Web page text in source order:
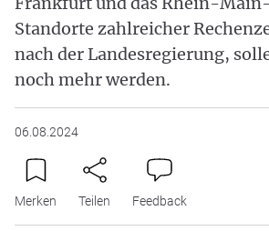
Standorte zahlreicher
nach der Landesregierung,
noch mehr werden.
06.08.2024
Merken Teilen Feedback